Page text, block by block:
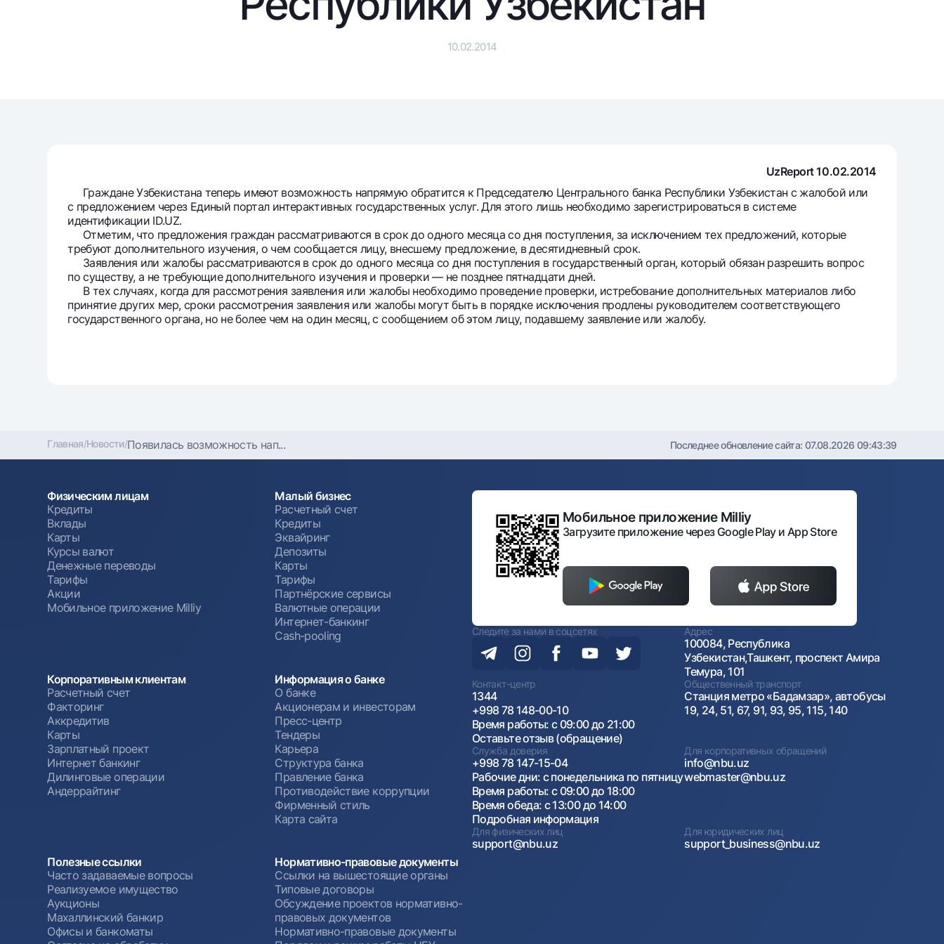
Серебряный депозит
Garmin pay
Найти
Полезные ссылки
Часто задаваемые вопросы
Следите за нами в соцсетях Контакт-центр
+998 78 148-00-10
1344
10.02.2014
UzReport 10.02.2014
Граждане Узбекистана теперь имеют возможность напрямую обратится к Председателю Центрального банка Республики Узбекистан с жалобой или
с предложением через Единый портал интерактивных государственных услуг. Для этого лишь необходимо зарегистрироваться в системе
идентификации ID.UZ.
Отметим, что предложения граждан рассматриваются в срок до одного месяца со дня поступления, за исключением тех предложений, которые
требуют дополнительного изучения, о чем сообщается лицу, внесшему предложение, в десятидневный срок.
Заявления или жалобы рассматриваются в срок до одного месяца со дня поступления в государственный орган, который обязан разрешить вопрос
по существу, а не требующие дополнительного изучения и проверки — не позднее пятнадцати дней.
В тех случаях, когда для рассмотрения заявления или жалобы необходимо проведение проверки, истребование дополнительных материалов либо
принятие других мер, сроки рассмотрения заявления или жалобы могут быть в порядке исключения продлены руководителем соответствующего
государственного органа, но не более чем на один месяц, с сообщением об этом лицу, подавшему заявление или жалобу.
Главная/Новости/Появилась возможность нап... Последнее обновление сайта: 07.08.2026 09:43:39
Физическим лицам
Кредиты
Вклады
Карты
Курсы валют
Денежные переводы
Тарифы
Акции
Мобильное приложение Milliy
Малый бизнес
Расчетный счет
Кредиты
Эквайринг
Депозиты
Карты
Тарифы
Партнёрские сервисы
Валютные операции
Интернет-банкинг
Cash-pooling
Корпоративным клиентам
Расчетный счет
Факторинг
Аккредитив
Карты
Зарплатный проект
Интернет банкинг
Дилинговые операции
Андеррайтинг
Информация о банке
О банке
Акционерам и инвесторам
Пресс-центр
Тендеры
Карьера
Структура банка
Правление банка
Противодействие коррупции
Фирменный стиль
Карта сайта
Полезные ссылки
Часто задаваемые вопросы
Реализуемое имущество
Аукционы
Махаллинский банкир
Офисы и банкоматы
Нормативно-правовые документы
Ссылки на вышестоящие органы
Типовые договоры
Обсуждение проектов нормативно-
правовых документов
Нормативно-правовые документы
Мобильное приложение Milliy
Загрузите приложение через Google Play и App Store
Следите за нами в соцсетях Адрес
100084, Республика
Узбекистан,Ташкент, проспект Амира
Темура, 101
Контакт-центр
1344
+998 78 148-00-10
Время работы: с 09:00 до 21:00
Оставьте отзыв (обращение)
Общественный транспорт
Станция метро «Бадамзар», автобусы
19, 24, 51, 67, 91, 93, 95, 115, 140
Служба доверия
+998 78 147-15-04
Рабочие дни: с понедельника по пятницу
Время работы: с 09:00 до 18:00
Время обеда: с 13:00 до 14:00
Подробная информация
Для корпоративных обращений
info@nbu.uz
webmaster@nbu.uz
Для физических лиц
support@nbu.uz
Для юридических лиц
support_business@nbu.uz